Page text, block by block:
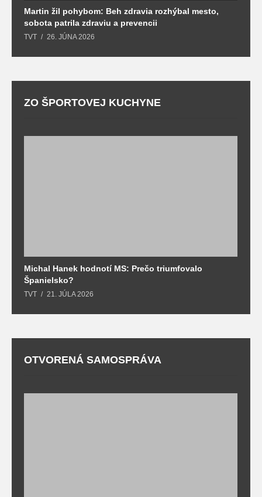
Martin žil pohybom: Beh zdravia rozhýbal mesto,
sobota patrila zdraviu a prevencii
TVT 26. JÚNA 2026
ZO ŠPORTOVEJ KUCHYNE
Michal Hanek hodnotí MS: Prečo triumfovalo
Španielsko?
TVT 21. JÚLA 2026
OTVORENÁ SAMOSPRÁVA